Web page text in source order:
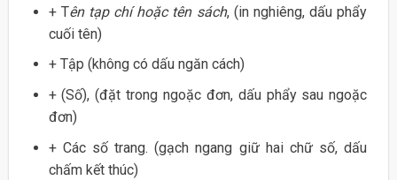
+ Tên tạp chí hoặc tên sách, (in nghiêng, dấu phẩy
cuối tên)
+ Tập (không có dấu ngăn cách)
+ (Số), (đặt trong ngoặc đơn, dấu phẩy sau ngoặc
đơn)
+ Các số trang. (gạch ngang giữ hai chữ số, dấu
chấm kết thúc)